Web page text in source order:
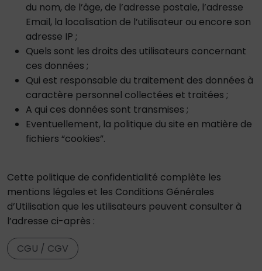
du nom, de l’âge, de l’adresse postale, l’adresse
Email, la localisation de l’utilisateur ou encore son
adresse IP ;
Quels sont les droits des utilisateurs concernant
ces données ;
Qui est responsable du traitement des données à
caractère personnel collectées et traitées ;
A qui ces données sont transmises ;
Eventuellement, la politique du site en matière de
fichiers “cookies”.
Cette politique de confidentialité complète les
mentions légales et les Conditions Générales
d’Utilisation que les utilisateurs peuvent consulter à
l’adresse ci-après :
CGU / CGV